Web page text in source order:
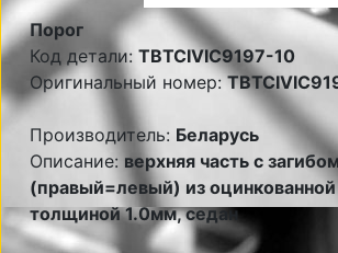
Порог
Код детали: TBTCIVIC9197-10
Оригинальный номер:
Производитель: Беларусь
Описание: верхняя часть с
(правый=левый) из оцинкованной
толщиной 1.0мм, седан